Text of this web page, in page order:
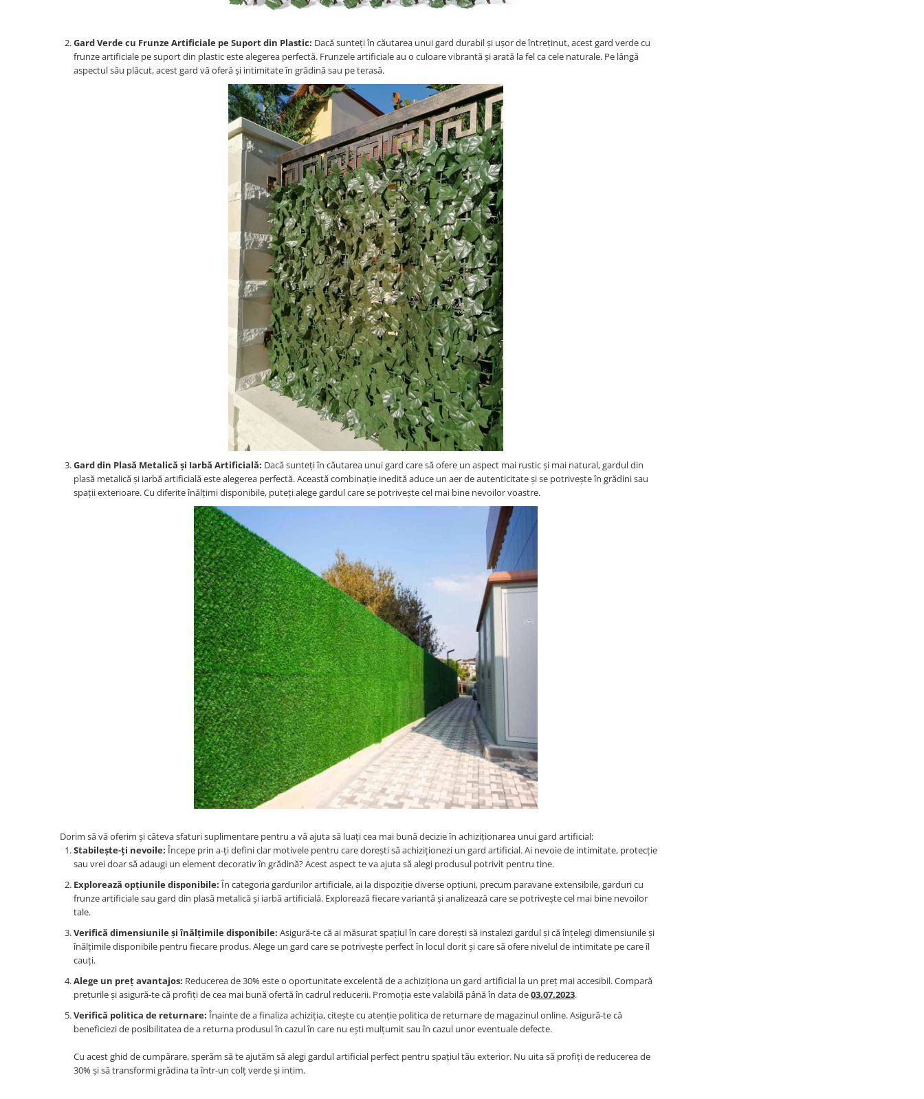
Gard Verde cu Frunze Artificiale pe Suport din Plastic: Dacă sunteți în căutarea unui gard durabil și ușor de întreținut, acest gard verde cu
frunze artificiale pe suport din plastic este alegerea perfectă. Frunzele artificiale au o culoare vibrantă și arată la fel ca cele naturale. Pe lângă
aspectul său plăcut, acest gard vă oferă și intimitate în grădină sau pe terasă.
Gard din Plasă Metalică și Iarbă Artificială: Dacă sunteți în căutarea unui gard care să ofere un aspect mai rustic și mai natural, gardul din
plasă metalică și iarbă artificială este alegerea perfectă. Această combinație inedită aduce un aer de autenticitate și se potrivește în grădini sau
spații exterioare. Cu diferite înălțimi disponibile, puteți alege gardul care se potrivește cel mai bine nevoilor voastre.
Dorim să vă oferim și câteva sfaturi suplimentare pentru a vă ajuta să luați cea mai bună decizie în achiziționarea unui gard artificial:
Stabilește-ți nevoile: Începe prin a-ți defini clar motivele pentru care dorești să achiziționezi un gard artificial. Ai nevoie de intimitate, protecție
sau vrei doar să adaugi un element decorativ în grădină? Acest aspect te va ajuta să alegi produsul potrivit pentru tine.
Explorează opțiunile disponibile: În categoria gardurilor artificiale, ai la dispoziție diverse opțiuni, precum paravane extensibile, garduri cu
frunze artificiale sau gard din plasă metalică și iarbă artificială. Explorează fiecare variantă și analizează care se potrivește cel mai bine nevoilor
tale.
Verifică dimensiunile și înălțimile disponibile: Asigură-te că ai măsurat spațiul în care dorești să instalezi gardul și că înțelegi dimensiunile și
înălțimile disponibile pentru fiecare produs. Alege un gard care se potrivește perfect în locul dorit și care să ofere nivelul de intimitate pe care îl
cauți.
Alege un preț avantajos: Reducerea de 30% este o oportunitate excelentă de a achiziționa un gard artificial la un preț mai accesibil. Compară
prețurile și asigură-te că profiți de cea mai bună ofertă în cadrul reducerii. Promoția este valabilă până în data de03.07.2023.
Verifică politica de returnare: Înainte de a finaliza achiziția, citește cu atenție politica de returnare de magazinul online. Asigură-te că
beneficiezi de posibilitatea de a returna produsul în cazul în care nu ești mulțumit sau în cazul unor eventuale defecte.
Cu acest ghid de cumpărare, sperăm să te ajutăm să alegi gardul artificial perfect pentru spațiul tău exterior. Nu uita să profiți de reducerea de
30% și să transformi grădina ta într-un colț verde și intim.